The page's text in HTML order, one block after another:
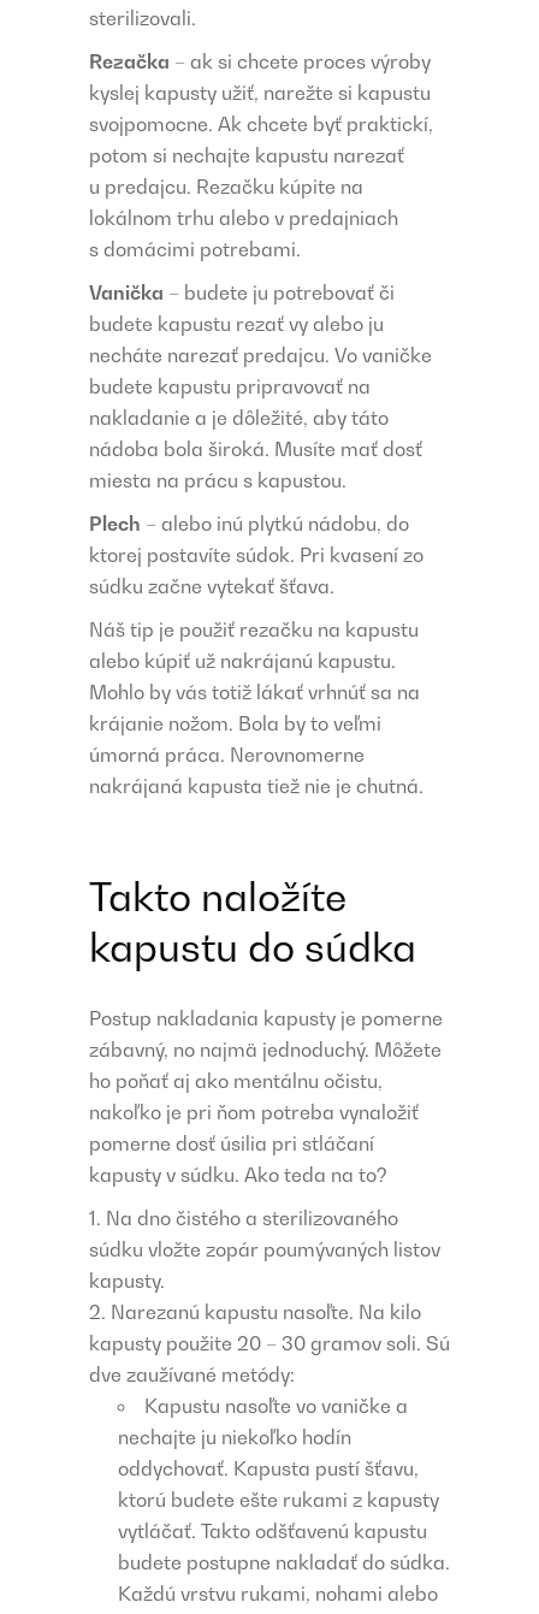
sterilizovali.
Rezačka – ak si chcete proces výroby
kyslej kapusty užiť, narežte si kapustu
svojpomocne. Ak chcete byť praktickí,
potom si nechajte kapustu narezať
u predajcu. Rezačku kúpite na
lokálnom trhu alebo v predajniach
s domácimi potrebami.
Vanička – budete ju potrebovať či
budete kapustu rezať vy alebo ju
necháte narezať predajcu. Vo vaničke
budete kapustu pripravovať na
nakladanie a je dôležité, aby táto
nádoba bola široká. Musíte mať dosť
miesta na prácu s kapustou.
Plech – alebo inú plytkú nádobu, do
ktorej postavíte súdok. Pri kvasení zo
súdku začne vytekať šťava.
Náš tip je použiť rezačku na kapustu
alebo kúpiť už nakrájanú kapustu.
Mohlo by vás totiž lákať vrhnúť sa na
krájanie nožom. Bola by to veľmi
úmorná práca. Nerovnomerne
nakrájaná kapusta tiež nie je chutná.
Takto naložíte
kapustu do súdka
Postup nakladania kapusty je pomerne
zábavný, no najmä jednoduchý. Môžete
ho poňať aj ako mentálnu očistu,
nakoľko je pri ňom potreba vynaložiť
pomerne dosť úsilia pri stláčaní
kapusty v súdku. Ako teda na to?
Na dno čistého a sterilizovaného
súdku vložte zopár poumývaných listov
kapusty.
Narezanú kapustu nasoľte. Na kilo
kapusty použite 20 – 30 gramov soli. Sú
dve zaužívané metódy:
Kapustu nasoľte vo vaničke a
nechajte ju niekoľko hodín
oddychovať. Kapusta pustí šťavu,
ktorú budete ešte rukami z kapusty
vytláčať. Takto odšťavenú kapustu
budete postupne nakladať do súdka.
Každú vrstvu rukami, nohami alebo